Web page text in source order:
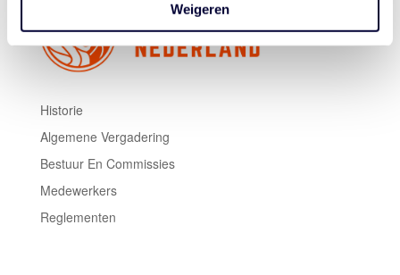
Weigeren
Historie
Algemene Vergadering
Bestuur En Commissies
Medewerkers
Reglementen